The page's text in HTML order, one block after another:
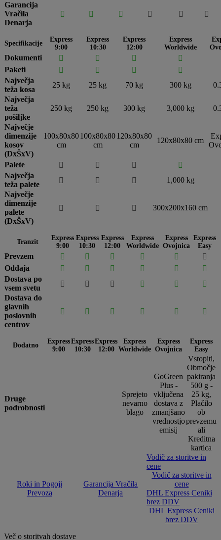
Garancija
Vračila
Denarja
     
Specifikacije
Express
9:00
Express
10:30
Express
12:00
Express
Worldwide
Dokumenti    
Paketi
   
Največja
teža kosa
25 kg 25 kg 70 kg 300 kg
Največja
teža
pošiljke
250 kg 250 kg 300 kg 3,000 kg
Največje
dimenzije
kosov
(DxŠxV)
100x80x80
cm
100x80x80
cm
120x80x80
cm
120x80x80 cm
Palete    
Največja
teža palete
   1,000 kg
Največje
dimenzije
palete
(DxŠxV)
   300x200x160 cm
Tranzit
Express
9:00
Express
10:30
Express
12:00
Express
Worldwide
Express
Ovojnica
Express
Easy
Prevzem     

Oddaja
    

Dostava po
vsem svetu
    

Dostava do
glavnih
poslovnih
centrov
     
Dodatno
Express
9:00
Express
10:30
Express
12:00
Express
Worldwide
Express
Ovojnica
Express
Easy
Druge
podrobnosti
Sprejeto
nevarno
blago
GoGreen
Plus -
vključena
dostava z
zmanjšano
vrednostjo
emisij
Vstopiti,
Območje
pakiranja
500 g -
25 kg,
Plačilo
ob
prevzemu
ali
Kreditna
kartica
Roki in Pogoji
Prevoza
Garancija Vračila
Denarja
Vodič za storitve in
cene
Vodič za storitve in
cene
DHL Express Ceniki
brez DDV
DHL Express Ceniki
brez DDV
Več o storitvah dostave